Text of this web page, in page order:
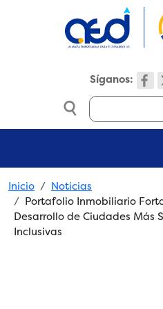
Síganos:
Search
Breadcrumb
Inicio
Noticias
Portafolio Inmobiliario
Desarrollo de Ciudades Más
Inclusivas